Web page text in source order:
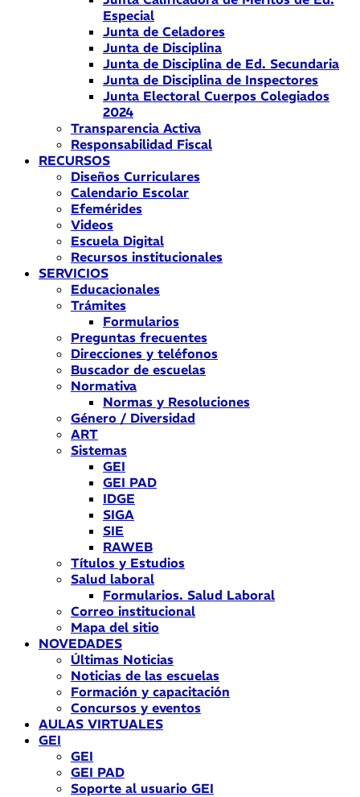
Especial
Junta de Celadores
Junta de Disciplina
Junta de Disciplina de Ed. Secundaria
Junta de Disciplina de Inspectores
Junta Electoral Cuerpos Colegiados
2024
Transparencia Activa
Responsabilidad Fiscal
RECURSOS
Diseños Curriculares
Calendario Escolar
Efemérides
Videos
Escuela Digital
Recursos institucionales
SERVICIOS
Educacionales
Trámites
Formularios
Preguntas frecuentes
Direcciones y teléfonos
Buscador de escuelas
Normativa
Normas y Resoluciones
Género / Diversidad
ART
Sistemas
GEI
GEI PAD
IDGE
SIGA
SIE
RAWEB
Títulos y Estudios
Salud laboral
Formularios. Salud Laboral
Correo institucional
Mapa del sitio
NOVEDADES
Últimas Noticias
Noticias de las escuelas
Formación y capacitación
Concursos y eventos
AULAS VIRTUALES
GEI
GEI
GEI PAD
Soporte al usuario GEI